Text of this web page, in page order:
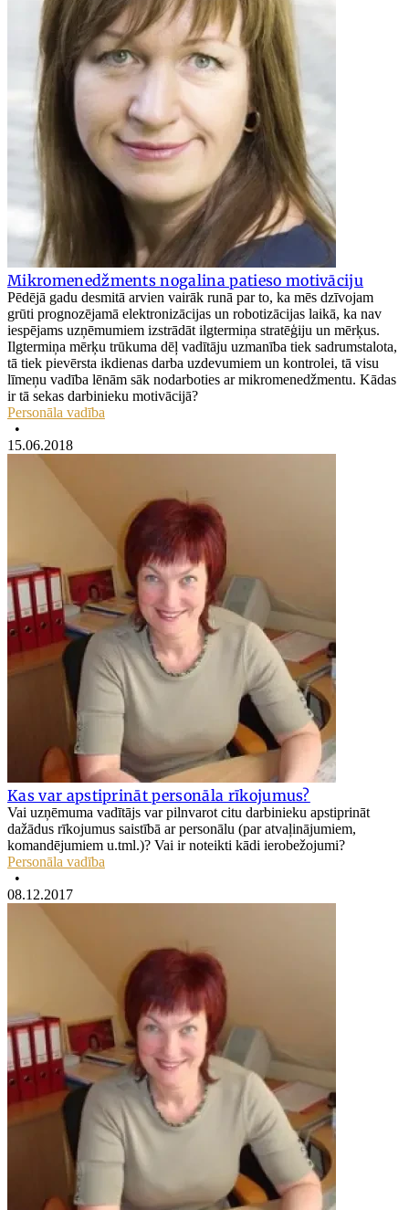
Mikromenedžments nogalina patieso motivāciju
Pēdējā gadu desmitā arvien vairāk runā par to, ka mēs dzīvojam
grūti prognozējamā elektronizācijas un robotizācijas laikā, ka nav
iespējams uzņēmumiem izstrādāt ilgtermiņa stratēģiju un mērķus.
Ilgtermiņa mērķu trūkuma dēļ vadītāju uzmanība tiek sadrumstalota,
tā tiek pievērsta ikdienas darba uzdevumiem un kontrolei, tā visu
līmeņu vadība lēnām sāk nodarboties ar mikromenedžmentu. Kādas
ir tā sekas darbinieku motivācijā?
Personāla vadība
•
15.06.2018
Kas var apstiprināt personāla rīkojumus?
Vai uzņēmuma vadītājs var pilnvarot citu darbinieku apstiprināt
dažādus rīkojumus saistībā ar personālu (par atvaļinājumiem,
komandējumiem u.tml.)? Vai ir noteikti kādi ierobežojumi?
Personāla vadība
•
08.12.2017